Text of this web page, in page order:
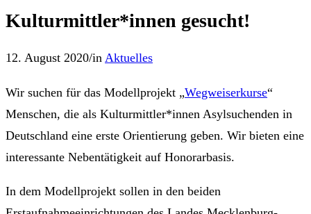
Kulturmittler*innen gesucht!
12. August 2020/in Aktuelles
Wir suchen für das Modellprojekt „Wegweiserkurse“
Menschen, die als Kulturmittler*innen Asylsuchenden in
Deutschland eine erste Orientierung geben. Wir bieten eine
interessante Nebentätigkeit auf Honorarbasis.
In dem Modellprojekt sollen in den beiden